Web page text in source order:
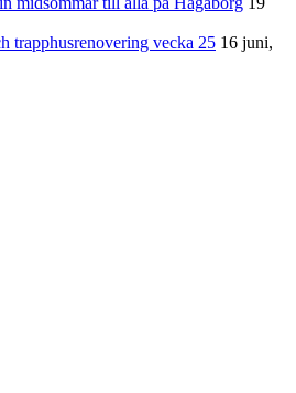
trapphusrenovering vecka 25 16 juni,